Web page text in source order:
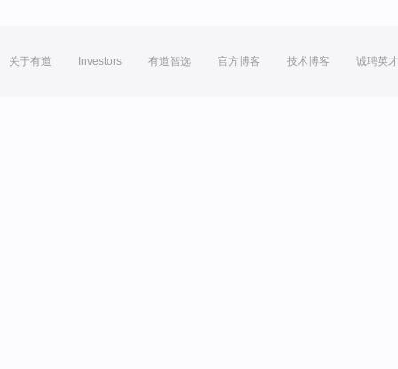
关于有道 Investors 有道智选 官方博客 技术博客 诚聘英才